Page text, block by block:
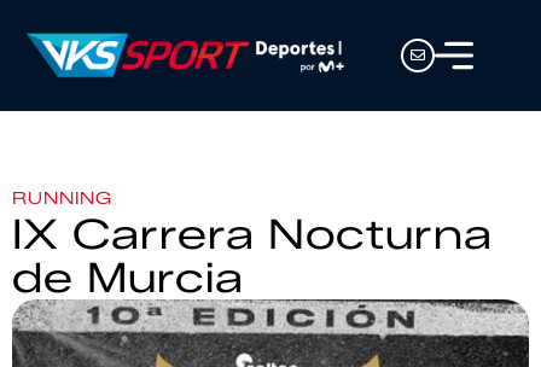
RUNNING
IX Carrera Nocturna
de Murcia